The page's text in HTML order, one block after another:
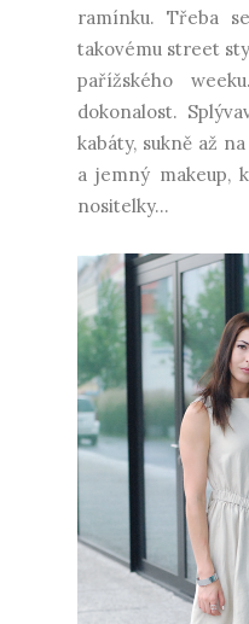
ramínku. Třeba
takovému street
pařížského
dokonalost.
kabáty, sukně až
a jemný makeup,
nositelky...